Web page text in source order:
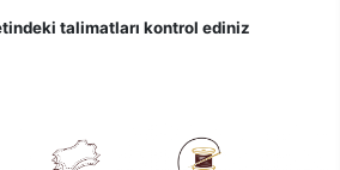
talimatları kontrol ediniz